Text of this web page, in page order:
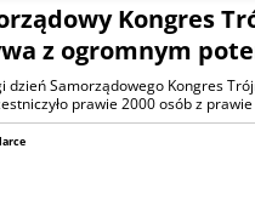
Kongres
z ogromnym
dzień Samorządowego Kongres
prawie 2000 osób z